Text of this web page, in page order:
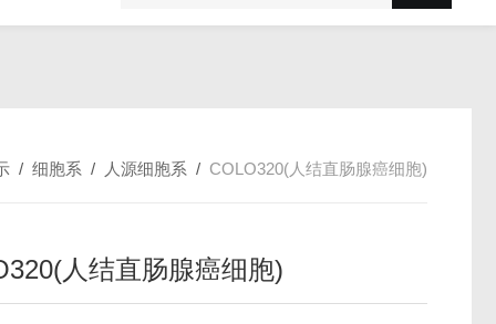
/ 细胞系 / 人源细胞系 / COLO320(人结直肠腺癌细胞)
人结直肠腺癌细胞)